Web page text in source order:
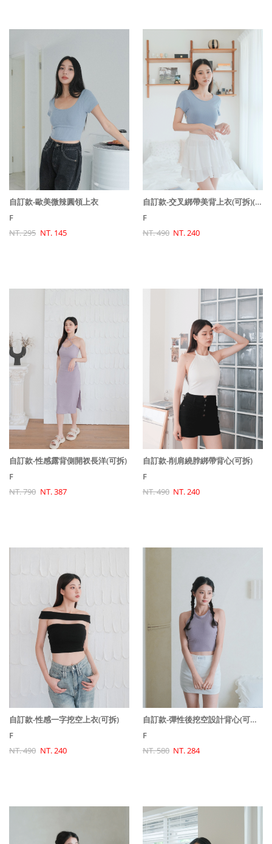
自訂款-歐美微辣圓領上衣
F
NT. 295 NT. 145
自訂款-交叉綁帶美背上衣(可拆)(原價580特價490)
F
NT. 490 NT. 240
自訂款-性感露背側開衩長洋(可拆)
F
NT. 790 NT. 387
自訂款-削肩繞脖綁帶背心(可拆)
F
NT. 490 NT. 240
自訂款-性感一字挖空上衣(可拆)
F
NT. 490 NT. 240
自訂款-彈性後挖空設計背心(可拆)(原價580特價490)
F
NT. 580 NT. 284